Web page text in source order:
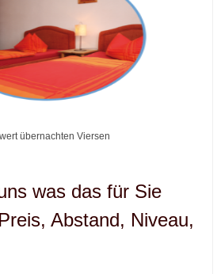
übernachten Viersen
was das für Sie
Abstand, Niveau,